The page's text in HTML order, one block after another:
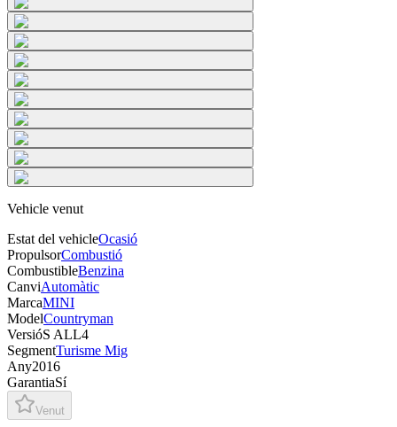
Vehicle venut
Estat del vehicleOcasió
PropulsorCombustió
CombustibleBenzina
CanviAutomàtic
MarcaMINI
ModelCountryman
VersióS ALL4
SegmentTurisme Mig
Any2016
GarantiaSí
Venut